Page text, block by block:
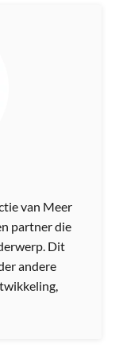
van Meer
partner die
Dit
andere